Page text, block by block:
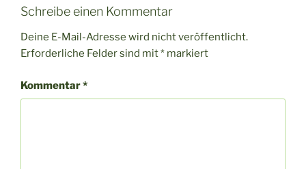
Schreibe einen Kommentar
Deine E-Mail-Adresse wird nicht veröffentlicht.
Erforderliche Felder sind mit* markiert
Kommentar*